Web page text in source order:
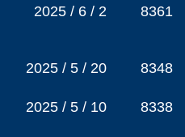
2025 / 6 / 2 8361
2025 / 5 / 20 8348
2025 / 5 / 10 8338